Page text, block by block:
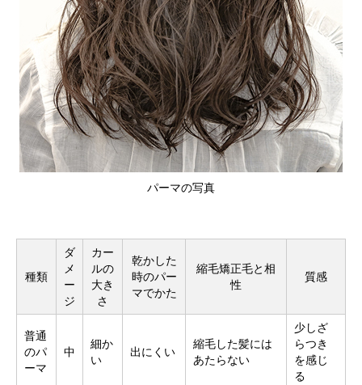
パーマの写真
種類
ダ
メ
ー
ジ
カー
ルの
大き
さ
乾かした
時のパー
マでかた
縮毛矯正毛と相
性
質感
普通
のパ
ーマ
中
細か
い
出にくい
縮毛した髪には
あたらない
少しざ
らつき
を感じ
る